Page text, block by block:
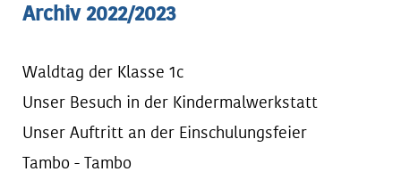
Archiv 2022/2023
Waldtag der Klasse 1c
Unser Besuch in der Kindermalwerkstatt
Unser Auftritt an der Einschulungsfeier
Tambo - Tambo